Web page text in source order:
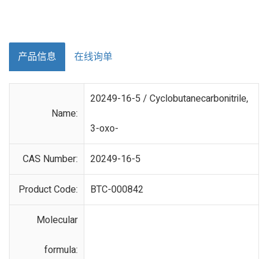
产品信息 在线询单
Name:
20249-16-5 / Cyclobutanecarbonitrile,
3-oxo-
CAS Number: 20249-16-5
Product Code: BTC-000842
Molecular
formula: